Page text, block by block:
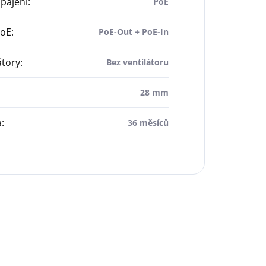
: PoE-Out + PoE-In
: Bez ventilátoru
28 mm
: 36 měsíců